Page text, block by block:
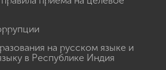
на русском языке и
в Республике Индия